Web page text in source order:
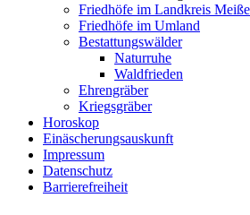
Friedhöfe im Landkreis
Friedhöfe im Umland
Bestattungswälder
Naturruhe
Waldfrieden
Ehrengräber
Kriegsgräber
Horoskop
Einäscherungsauskunft
Impressum
Datenschutz
Barrierefreiheit